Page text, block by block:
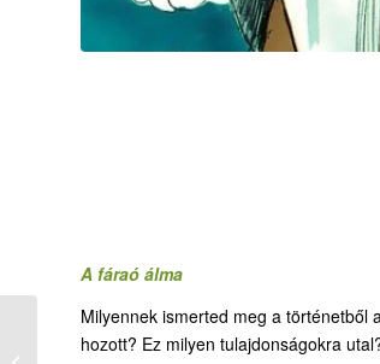
A fáraó álma
Milyennek ismerted meg a történetből
hozott? Ez milyen tulajdonságokra
11. Neked minden
sikerül? – József